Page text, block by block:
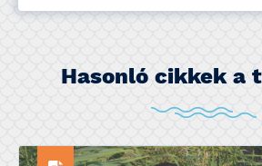
Hasonló cikkek a